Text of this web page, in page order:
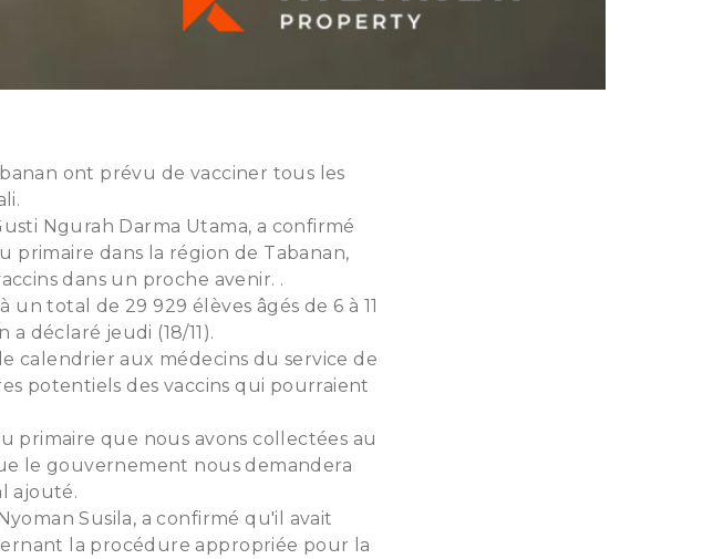
ont prévu de vacciner tous les
Ngurah Darma Utama, a confirmé
dans la région de Tabanan,
dans un proche avenir. .
total de 29 929 élèves âgés de 6 à 11
a déclaré jeudi (18/11).
calendrier aux médecins du service de
potentiels des vaccins qui pourraient
primaire que nous avons collectées au
le gouvernement nous demandera
ajouté.
Susila, a confirmé qu'il avait
la procédure appropriée pour la